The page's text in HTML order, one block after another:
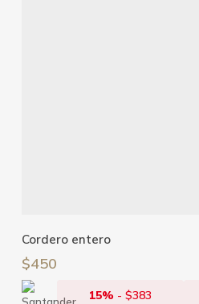
Cordero entero
$450
15% - $383